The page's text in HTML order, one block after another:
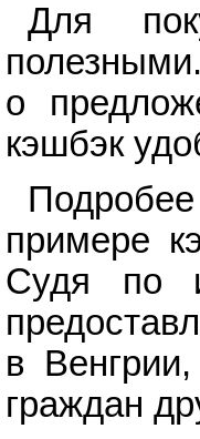
Для
о
кэшбэк
примере
Судя по
в
граждан